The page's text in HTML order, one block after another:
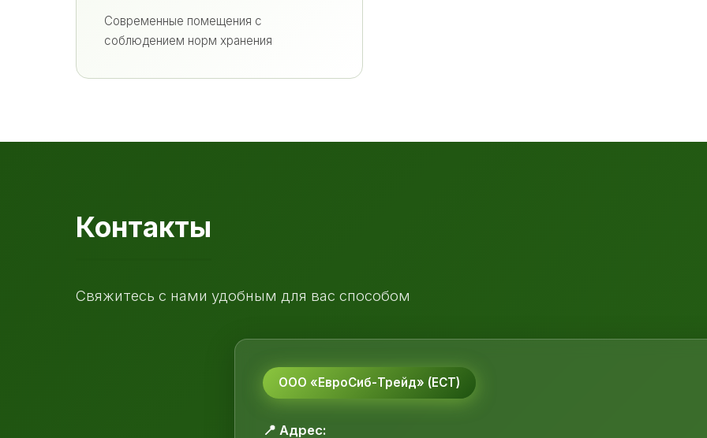
Современные помещения с
соблюдением норм хранения
Контакты
Свяжитесь с нами удобным для вас способом
ООО «ЕвроСиб-Трейд» (ЕСТ)
📍 Адрес: